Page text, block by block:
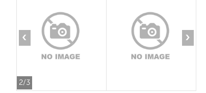
2/3
‹ ›